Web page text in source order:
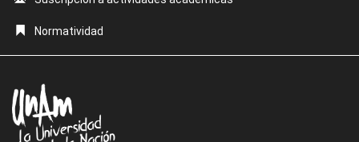
Normatividad